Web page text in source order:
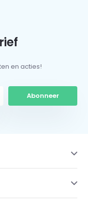
en acties!
Abonneer